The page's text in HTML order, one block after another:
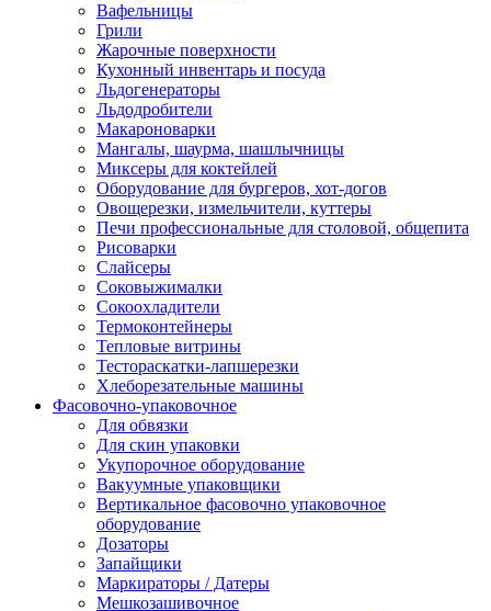
Вафельницы
Грили
Жарочные поверхности
Кухонный инвентарь и посуда
Льдогенераторы
Льдодробители
Макароноварки
Мангалы, шаурма, шашлычницы
Миксеры для коктейлей
Оборудование для бургеров, хот-догов
Овощерезки, измельчители, куттеры
Печи профессиональные для столовой, общепита
Рисоварки
Слайсеры
Соковыжималки
Сокоохладители
Термоконтейнеры
Тепловые витрины
Тестораскатки-лапшерезки
Хлеборезательные машины
Фасовочно-упаковочное
Для обвязки
Для скин упаковки
Укупорочное оборудование
Вакуумные упаковщики
Вертикальное фасовочно упаковочное
оборудование
Дозаторы
Запайщики
Маркираторы / Датеры
Мешкозашивочное